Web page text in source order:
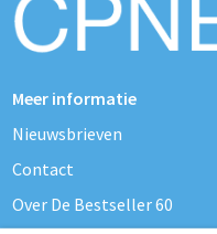
Meer informatie
Nieuwsbrieven
Contact
Over De Bestseller 60